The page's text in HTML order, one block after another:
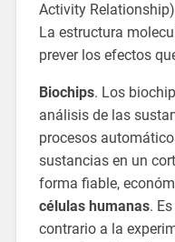
Activity
La estructura
prever los efectos
Biochips. Los
análisis de las
procesos
sustancias en un
forma fiable,
células humanas.
contrario a la